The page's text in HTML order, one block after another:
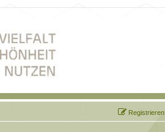
Registrieren